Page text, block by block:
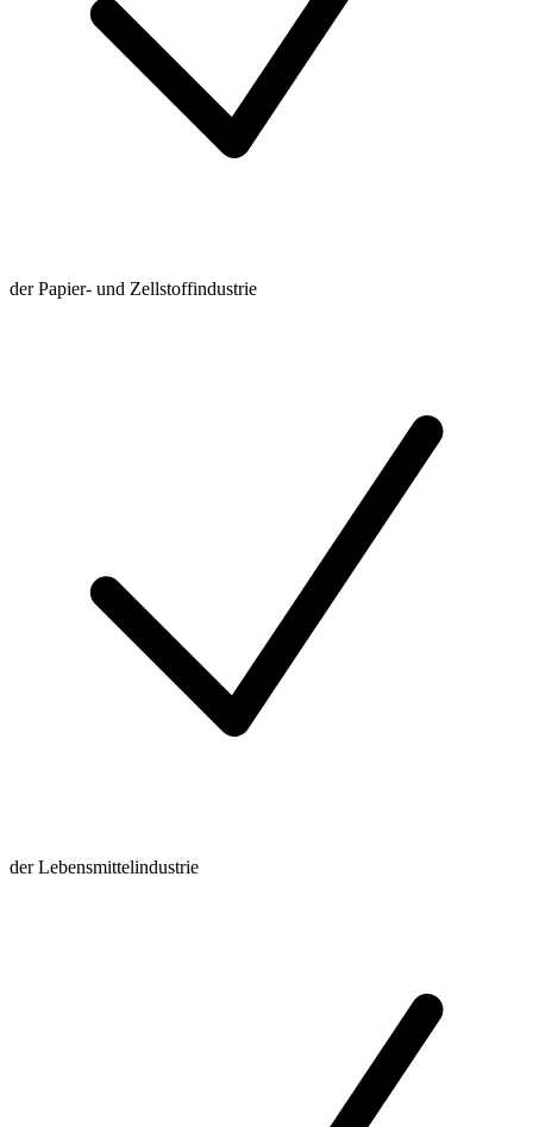
der Papier- und Zellstoffindustrie
der Lebensmittelindustrie